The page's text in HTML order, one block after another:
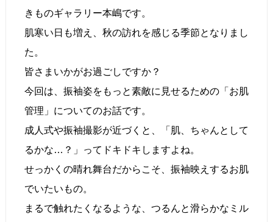
きものギャラリー本嶋です。
肌寒い日も増え、秋の訪れを感じる季節となりまし
た。
皆さまいかがお過ごしですか？
今回は、振袖姿をもっと素敵に見せるための「お肌
管理」についてのお話です。
成人式や振袖撮影が近づくと、「肌、ちゃんとして
るかな…？」ってドキドキしますよね。
せっかくの晴れ舞台だからこそ、振袖映えするお肌
でいたいもの。
まるで触れたくなるような、つるんと滑らかなミル